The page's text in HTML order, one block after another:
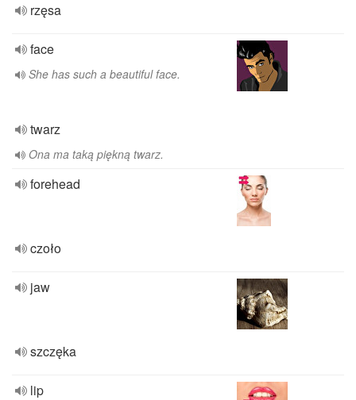
rzęsa
face
She has such a beautiful face.
twarz
Ona ma taką piękną twarz.
forehead
czoło
jaw
szczęka
lip